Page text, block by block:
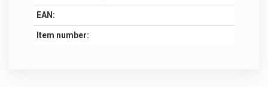
EAN:
Item number: